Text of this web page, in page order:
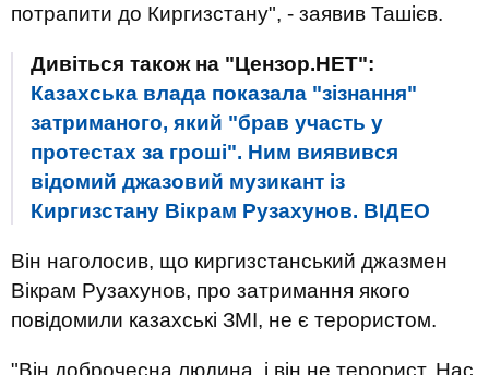
потрапити до Киргизстану", - заявив Ташієв.
Дивіться також на "Цензор.НЕТ":
Казахська влада показала "зізнання"
затриманого, який "брав участь у
протестах за гроші". Ним виявився
відомий джазовий музикант із
Киргизстану Вікрам Рузахунов. ВIДЕО
Він наголосив, що киргизстанський джазмен
Вікрам Рузахунов, про затримання якого
повідомили казахські ЗМІ, не є терористом.
"Він доброчесна людина, і він не терорист. Нас